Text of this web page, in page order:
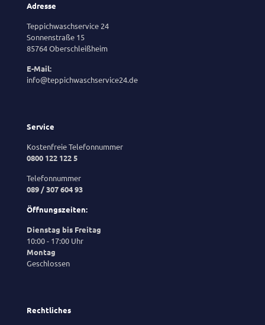
Adresse
Teppichwaschservice 24
Sonnenstraße 15
85764 Oberschleißheim
E-Mail:
info@teppichwaschservice24.de
Service
Kostenfreie Telefonnummer
0800 122 122 5
Telefonnummer
089 / 307 604 93
Öffnungszeiten:
Dienstag bis Freitag
10:00 - 17:00 Uhr
Montag
Geschlossen
Rechtliches